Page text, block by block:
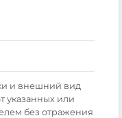
и внешний вид
указанных или
без отражения